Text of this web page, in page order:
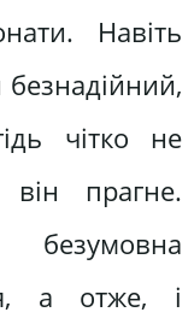
Навіть
чітко не
прагне.
а отже, і